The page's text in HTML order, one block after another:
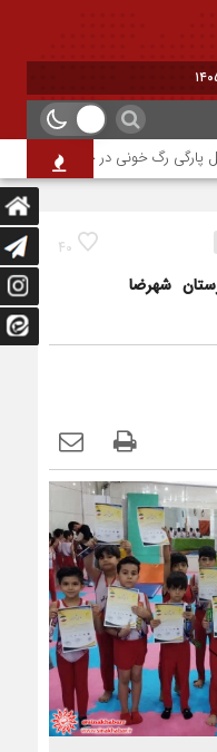
پارگی رگ خونی در چشم/ چه موقع
40
شهرضا